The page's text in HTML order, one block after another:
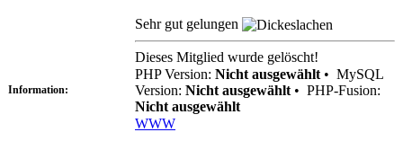
Sehr gut gelungen
Dieses Mitglied wurde gelöscht!
Information:
PHP Version: Nicht ausgewählt • MySQL
Version: Nicht ausgewählt • PHP-Fusion:
Nicht ausgewählt
WWW